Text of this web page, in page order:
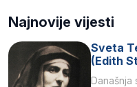
Najnovije vijesti
Sveta
(Edith
Današnja